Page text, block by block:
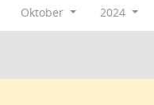
Oktober 2024